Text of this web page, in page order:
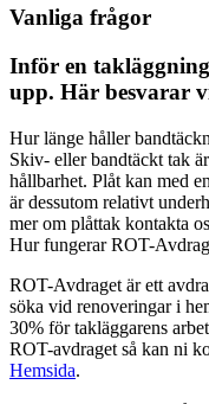
Vanliga frågor
Inför en
upp. Här besvarar
Hur länge håller
Skiv- eller bandtäckt tak
hållbarhet. Plåt kan med
är dessutom relativt
mer om plåttak kontakta
Hur fungerar ROT-
ROT-Avdraget är ett
söka vid renoveringar i
30% för takläggarens
ROT-avdraget så kan ni
Hemsida.